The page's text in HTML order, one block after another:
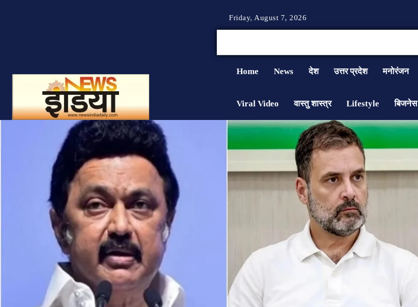
Friday, August 7, 2026
Home News देश उत्तर प्रदेश मनोरंजन
Viral Video वास्तु शास्त्र Lifestyle बिजनेस